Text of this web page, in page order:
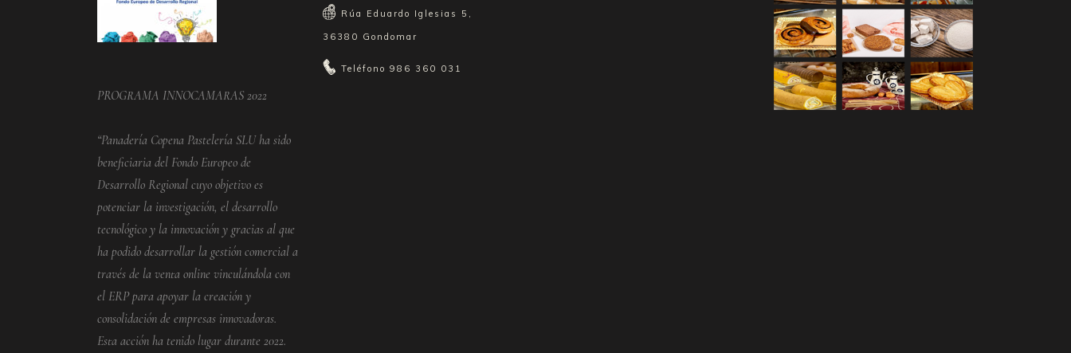
PROGRAMA INNOCAMARAS 2022
“Panadería Copena Pastelería SLU ha sido
beneficiaria del Fondo Europeo de
Desarrollo Regional cuyo objetivo es
potenciar la investigación, el desarrollo
tecnológico y la innovación y gracias al que
ha podido desarrollar la gestión comercial a
través de la venta online vinculándola con
el ERP para apoyar la creación y
consolidación de empresas innovadoras.
Esta acción ha tenido lugar durante 2022.
Rúa Eduardo Iglesias 5,
36380 Gondomar
Teléfono 986 360 031